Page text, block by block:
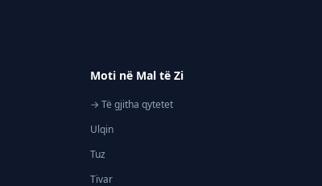
Moti në Mal të Zi
→ Të gjitha qytetet
Ulqin
Tuz
Tivar